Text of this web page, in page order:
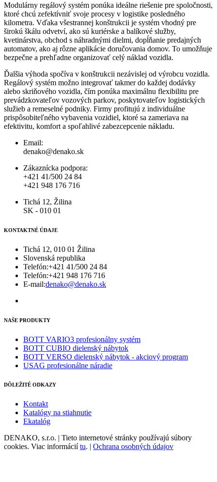
Modulárny regálový systém ponúka ideálne riešenie pre spoločnosti,
ktoré chcú zefektívniť svoje procesy v logistike posledného
kilometra. Vďaka všestrannej konštrukcii je systém vhodný pre
širokú škálu odvetví, ako sú kuriérske a balíkové služby,
kvetinárstva, obchod s náhradnými dielmi, dopĺňanie predajných
automatov, ako aj rôzne aplikácie doručovania domov. To umožňuje
bezpečne a prehľadne organizovať celý náklad vozidla.
Ďalšia výhoda spočíva v konštrukcii nezávislej od výrobcu vozidla.
Regálový systém možno integrovať takmer do každej dodávky
alebo skriňového vozidla, čím ponúka maximálnu flexibilitu pre
prevádzkovateľov vozových parkov, poskytovateľov logistických
služieb a remeselné podniky. Firmy profitujú z individuálne
prispôsobiteľného vybavenia vozidiel, ktoré sa zameriava na
efektivitu, komfort a spoľahlivé zabezcepcenie nákladu.
Email:
denako@denako.sk
Zákaznícka podpora:
+421 41/500 24 84
+421 948 176 716
Tichá 12, Žilina
SK - 010 01
KONTAKTNÉ ÚDAJE
Tichá 12, 010 01 Žilina
Slovenská republika
Telefón:+421 41/500 24 84
Telefón:+421 948 176 716
E-mail:denako@denako.sk
NAŠE PRODUKTY
BOTT VARIO3 profesionálny systém
BOTT CUBIO dielenský nábytok
BOTT VERSO dielenský nábytok - akciový program
USAG profesionálne náradie
DÔLEŽITÉ ODKAZY
Kontakt
Katalógy na stiahnutie
Ekatalóg
DENAKO, s.r.o. | Tieto internetové stránky používajú súbory
cookies. Viac informáciítu. | Ochrana osobných údajov